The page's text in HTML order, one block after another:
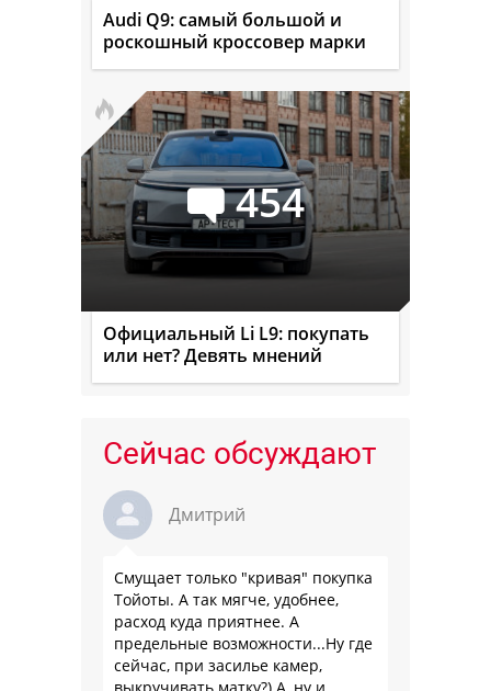
Audi Q9: самый большой и
роскошный кроссовер марки
454
Официальный Li L9: покупать
или нет? Девять мнений
Сейчас обсуждают
Дмитрий
Смущает только "кривая" покупка
Тойоты. А так мягче, удобнее,
расход куда приятнее. А
предельные возможности...Ну где
сейчас, при засилье камер,